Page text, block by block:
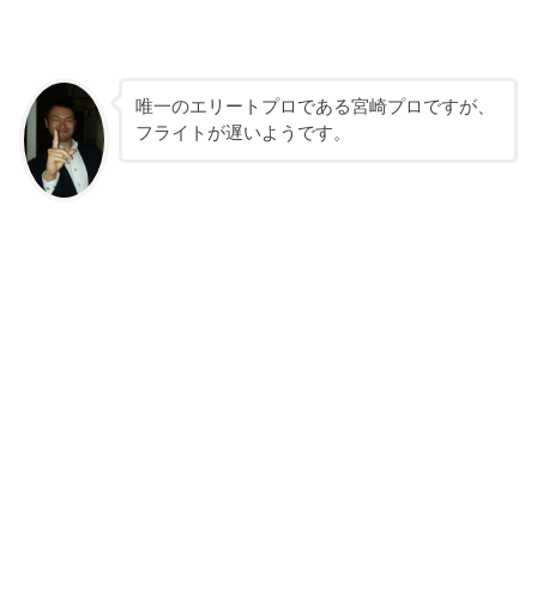
唯一のエリートプロである宮崎プロですが、
フライトが遅いようです。